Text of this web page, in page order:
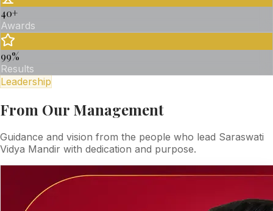
40+
Awards
99%
Results
Leadership
From Our Management
Guidance and vision from the people who lead Saraswati
Vidya Mandir with dedication and purpose.